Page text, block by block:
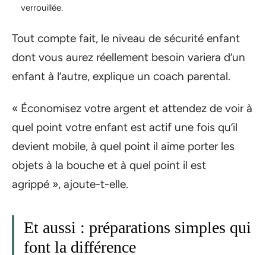
verrouillée.
Tout compte fait, le niveau de sécurité enfant
dont vous aurez réellement besoin variera d’un
enfant à l’autre, explique un coach parental.
« Économisez votre argent et attendez de voir à
quel point votre enfant est actif une fois qu’il
devient mobile, à quel point il aime porter les
objets à la bouche et à quel point il est
agrippé », ajoute-t-elle.
Et aussi : préparations simples qui
font la différence